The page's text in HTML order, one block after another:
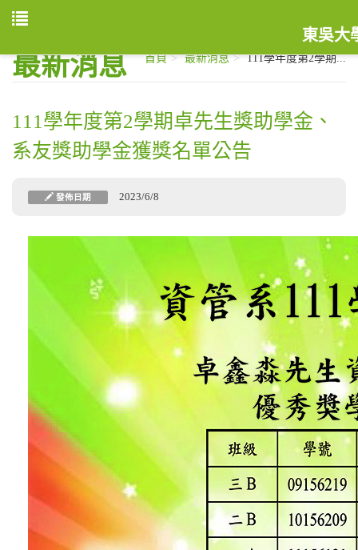
東吳大
最新消息 首頁 最新消息 111學年度第2學期...
111學年度第2學期卓先生獎助學金、
系友獎助學金獲獎名單公告
發佈日期 2023/6/8